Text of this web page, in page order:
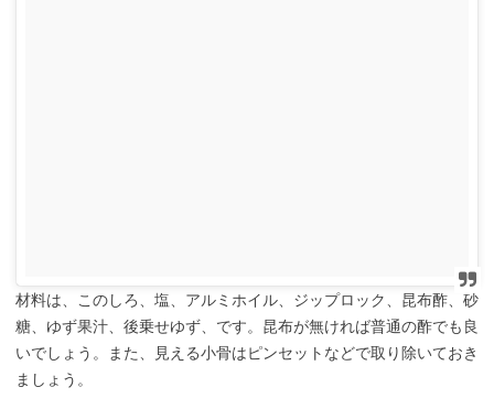
材料は、このしろ、塩、アルミホイル、ジップロック、昆布酢、砂
糖、ゆず果汁、後乗せゆず、です。昆布が無ければ普通の酢でも良
いでしょう。また、見える小骨はピンセットなどで取り除いておき
ましょう。